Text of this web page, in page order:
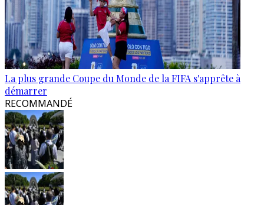
La plus grande Coupe du Monde de la FIFA s'apprête à
démarrer
RECOMMANDÉ